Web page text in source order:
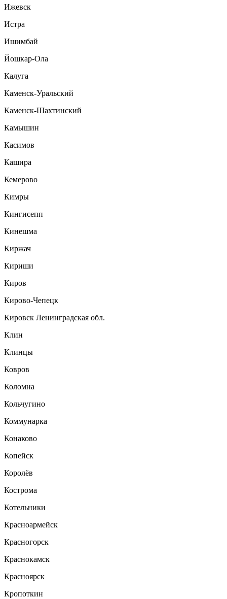
Ижевск
Истра
Ишимбай
Йошкар-Ола
Калуга
Каменск-Уральский
Каменск-Шахтинский
Камышин
Касимов
Кашира
Кемерово
Кимры
Кингисепп
Кинешма
Киржач
Кириши
Киров
Кирово-Чепецк
Кировск Ленинградская обл.
Клин
Клинцы
Ковров
Коломна
Кольчугино
Коммунарка
Конаково
Копейск
Королёв
Кострома
Котельники
Красноармейск
Красногорск
Краснокамск
Красноярск
Кропоткин